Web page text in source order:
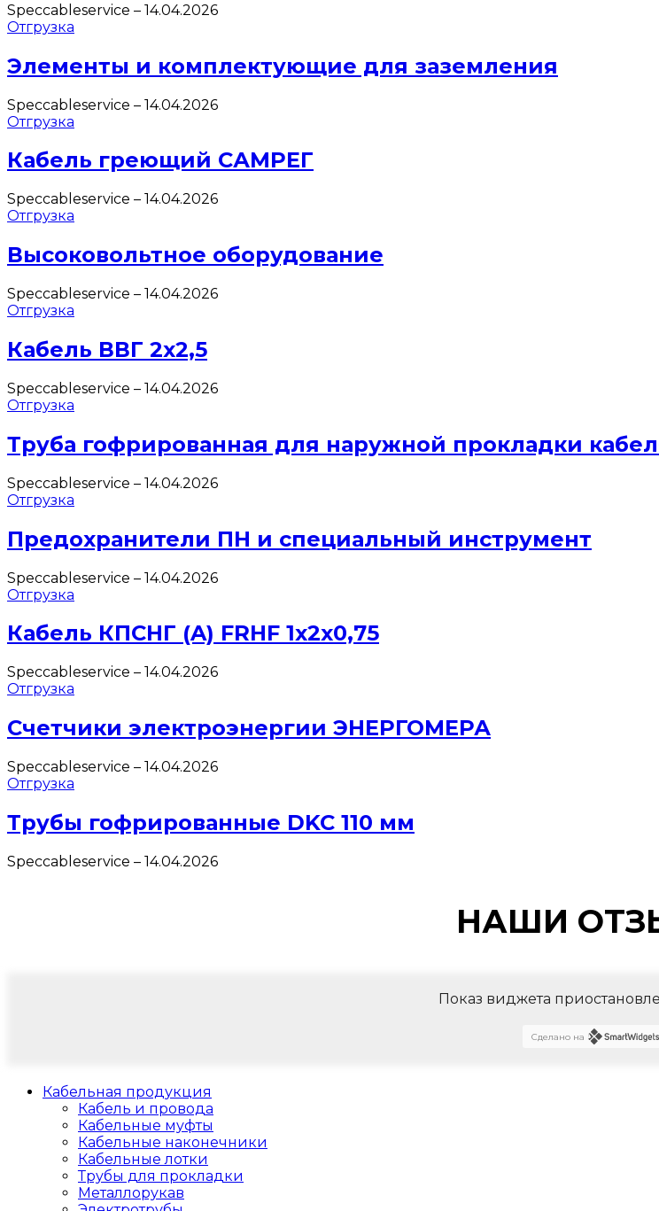
Speccableservice – 14.04.2026
Отгрузка
Элементы и комплектующие для заземления
Speccableservice – 14.04.2026
Отгрузка
Кабель греющий САМРЕГ
Speccableservice – 14.04.2026
Отгрузка
Высоковольтное оборудование
Speccableservice – 14.04.2026
Отгрузка
Кабель ВВГ 2х2,5
Speccableservice – 14.04.2026
Отгрузка
Труба гофрированная для наружной прокладки
Speccableservice – 14.04.2026
Отгрузка
Предохранители ПН и специальный инструмент
Speccableservice – 14.04.2026
Отгрузка
Кабель КПСНГ (A) FRHF 1х2х0,75
Speccableservice – 14.04.2026
Отгрузка
Счетчики электроэнергии ЭНЕРГОМЕРА
Speccableservice – 14.04.2026
Отгрузка
Трубы гофрированные DKC 110 мм
Speccableservice – 14.04.2026
НАШИ
Показ виджета
Сделано на
Кабельная продукция
Кабель и провода
Кабельные муфты
Кабельные наконечники
Кабельные лотки
Трубы для прокладки
Металлорукав